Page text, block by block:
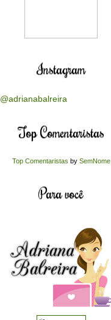
Instagram
@adrianabalreira
Top Comentaristas
Top Comentaristas by SemNome
Para você